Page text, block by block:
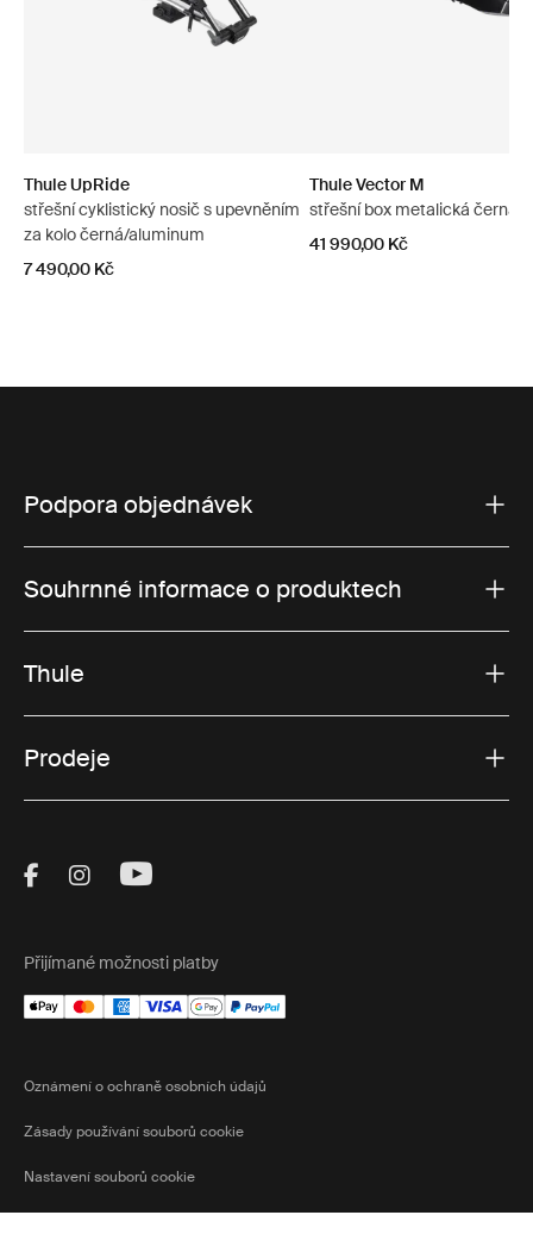
Thule UpRide
střešní cyklistický nosič s upevněním
za kolo černá/aluminum
7 490,00 Kč
Thule Vector M
střešní box metalická černá
41 990,00 Kč
Podpora objednávek
Souhrnné informace o produktech
Thule
Prodeje
Visit Thule on Facebook (external link)
Visit Thule on Instagram (external link)
Visit Thule on Youtube (external
Přijímané možnosti platby
Oznámení o ochraně osobních údajů
Zásady používání souborů cookie
Nastavení souborů cookie